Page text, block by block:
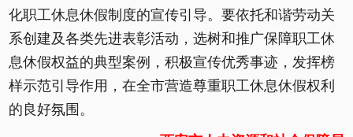
化职工休息休假制度的宣传引导。要依托和谐劳动关
系创建及各类先进表彰活动，选树和推广保障职工休
息休假权益的典型案例，积极宣传优秀事迹，发挥榜
样示范引导作用，在全市营造尊重职工休息休假权利
的良好氛围。